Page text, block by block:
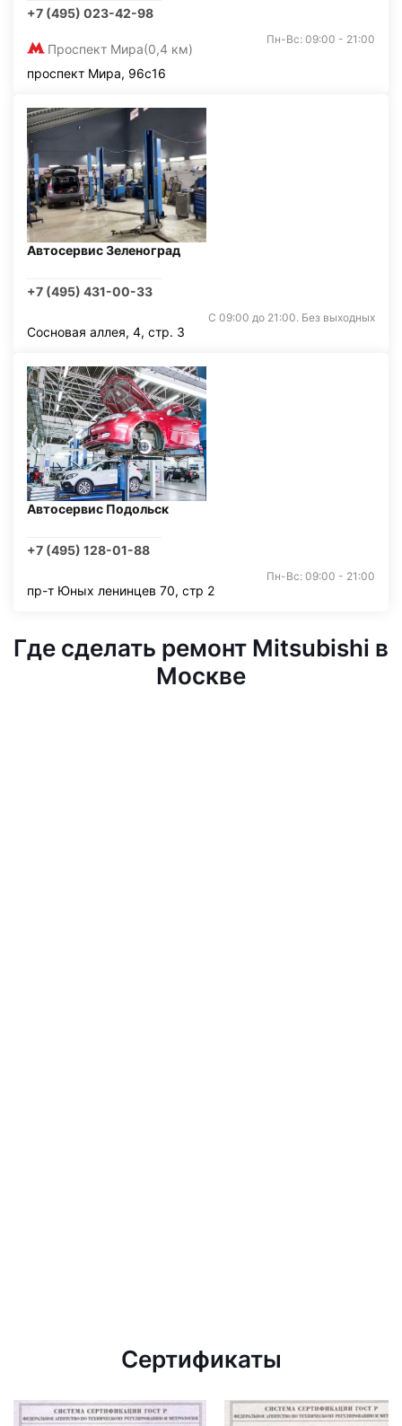
+7 (495) 023-42-98
Проспект Мира(0,4 км)
Пн-Вс: 09:00 - 21:00
проспект Мира, 96с16
Автосервис Зеленоград
+7 (495) 431-00-33
С 09:00 до 21:00. Без выходных
Сосновая аллея, 4, стр. 3
Автосервис Подольск
+7 (495) 128-01-88
Пн-Вс: 09:00 - 21:00
пр-т Юных ленинцев 70, стр 2
Где сделать ремонт Mitsubishi в
Москве
Сертификаты